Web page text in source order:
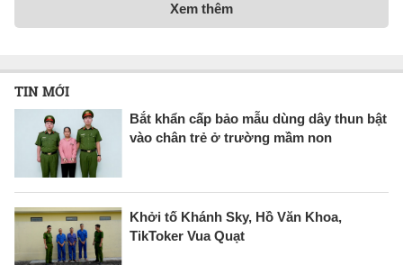
Xem thêm
TIN MỚI
Bắt khẩn cấp bảo mẫu dùng dây thun bật
vào chân trẻ ở trường mầm non
Khởi tố Khánh Sky, Hồ Văn Khoa,
TikToker Vua Quạt